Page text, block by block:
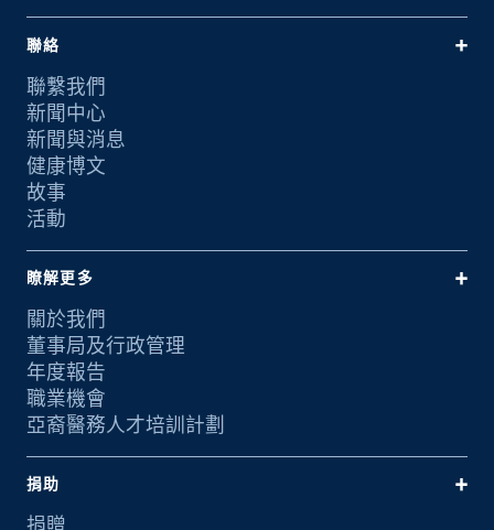
聯絡
聯繫我們
新聞中心
新聞與消息
健康博文
故事
活動
瞭解更多
關於我們
董事局及行政管理
年度報告
職業機會
亞裔醫務人才培訓計劃
捐助